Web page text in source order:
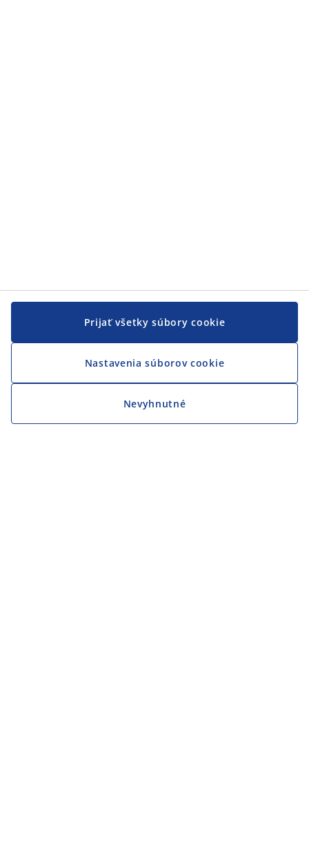
Prijať všetky súbory cookie
Nastavenia súborov cookie
Nevyhnutné